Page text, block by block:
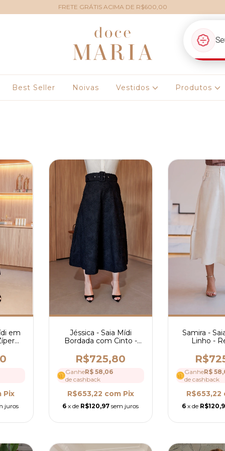
FRETE GRÁTIS ACIMA DE R$600,00
Best Seller Noivas Vestidos Produtos
em
Pix
juros
Jéssica - Saia Mídi
Bordada com Cinto -
R$725,80
GanheR$ 58,06
de cashback
R$653,22 com Pix
6 x de R$120,97 sem juros
Samira -
Linho -
GanheR$
de cashback
R$653,22
6 x de